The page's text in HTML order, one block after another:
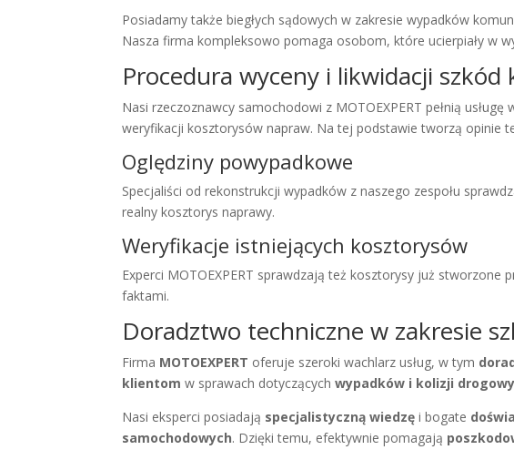
Posiadamy także biegłych sądowych w zakresie wypadków
Nasza firma kompleksowo pomaga osobom, które ucierpiały w
Procedura wyceny i likwidacji
Nasirzeczoznawcy samochodowi z MOTOEXPERT pełnią
weryfikacji kosztorysów napraw. Na tej podstawie tworzą opinie
Oględziny powypadkowe
Specjaliści od rekonstrukcji wypadków z naszego zespołu
realnykosztorys naprawy.
Weryfikacje istniejących kosztorysów
Experci MOTOEXPERT sprawdzają też kosztorysy już stworzone
faktami.
Doradztwo techniczne w zakresie
Firma MOTOEXPERT oferuje szeroki wachlarz usług, w tym
klientom w sprawach dotyczącychwypadków i kolizji
Nasi eksperci posiadają specjalistyczną wiedzę i bogate
samochodowych. Dzięki temu, efektywnie pomagają